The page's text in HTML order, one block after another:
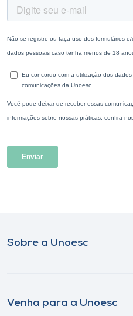
Sobre a Unoesc
Venha para a Unoesc